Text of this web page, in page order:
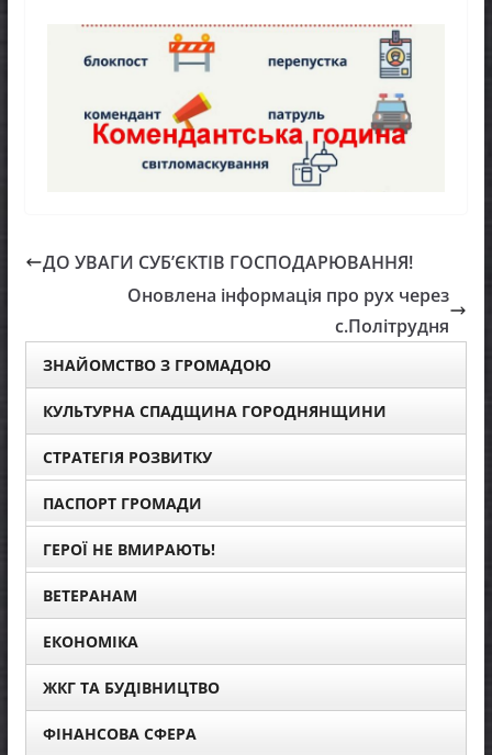
ДО УВАГИ СУБ’ЄКТІВ ГОСПОДАРЮВАННЯ!
Оновлена інформація про рух через
с.Політрудня
ЗНАЙОМСТВО З ГРОМАДОЮ
КУЛЬТУРНА СПАДЩИНА ГОРОДНЯНЩИНИ
СТРАТЕГІЯ РОЗВИТКУ
ПАСПОРТ ГРОМАДИ
ГЕРОЇ НЕ ВМИРАЮТЬ!
ВЕТЕРАНАМ
ЕКОНОМІКА
ЖКГ ТА БУДІВНИЦТВО
ФІНАНСОВА СФЕРА